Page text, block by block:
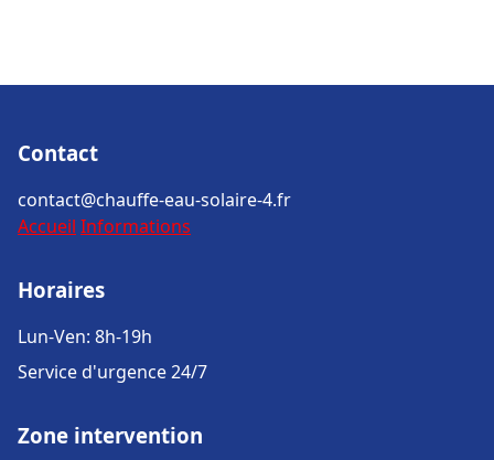
Contact
contact@chauffe-eau-solaire-4.fr
Accueil Informations
Horaires
Lun-Ven: 8h-19h
Service d'urgence 24/7
Zone intervention